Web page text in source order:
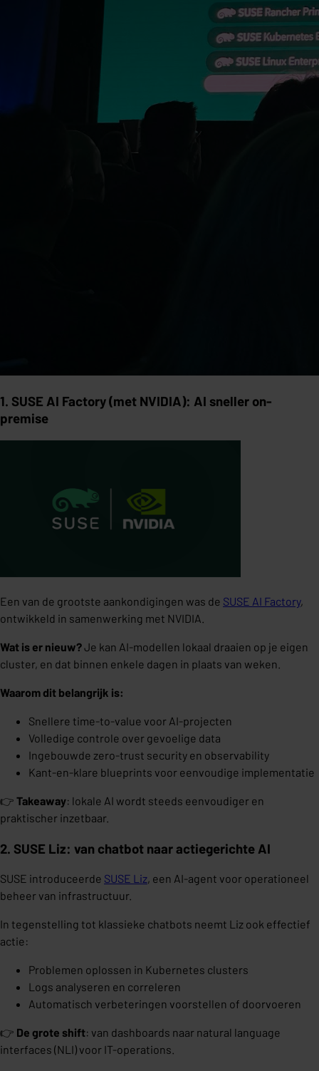
1. SUSE AI Factory (met NVIDIA): AI sneller on-
premise
Een van de grootste aankondigingen was de SUSE AI Factory,
ontwikkeld in samenwerking met NVIDIA.
Wat is er nieuw?Je kan AI-modellen lokaal draaien op je eigen
cluster, en dat binnen enkele dagen in plaats van weken.
Waarom dit belangrijk is:
Snellere time-to-value voor AI-projecten
Volledige controle over gevoelige data
Ingebouwde zero-trust security en observability
Kant-en-klare blueprints voor eenvoudige implementatie
👉 Takeaway: lokale AI wordt steeds eenvoudiger en
praktischer inzetbaar.
2. SUSE Liz: van chatbot naar actiegerichte AI
SUSE introduceerde SUSE Liz, een AI-agent voor operationeel
beheer van infrastructuur.
In tegenstelling tot klassieke chatbots neemt Liz ook effectief
actie:
Problemen oplossen in Kubernetes clusters
Logs analyseren en correleren
Automatisch verbeteringen voorstellen of doorvoeren
👉 De grote shift: van dashboards naar natural language
interfaces (NLI) voor IT-operations.